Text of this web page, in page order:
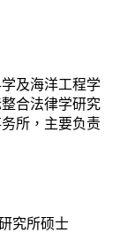
及海洋工程学
合法律学研究
所，主要负责
究所硕士